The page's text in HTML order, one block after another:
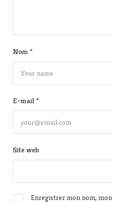
Nom *
E-mail *
Site web
Enregistrer mon nom,